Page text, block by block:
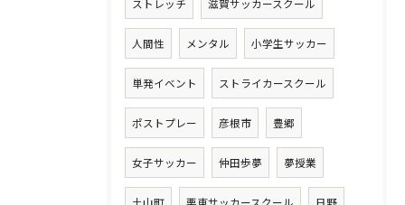
ストレッチ 滋賀サッカースクール
人間性 メンタル 小学生サッカー
単発イベント ストライカースクール
ポストプレー 彦根市 豊郷
女子サッカー 仲田歩夢 夢授業
土山町 栗東サッカースクール 日野